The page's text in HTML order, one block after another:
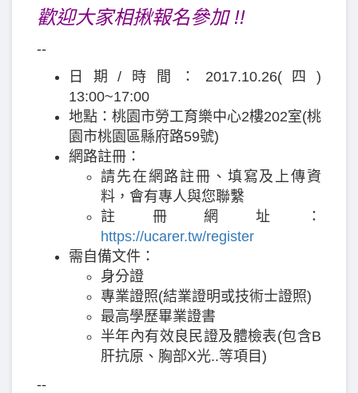
歡迎大家相揪報名參加 !!
--
日期/時間：2017.10.26(四)
13:00~17:00
地點：桃園市勞工育樂中心2樓202室(桃
園市桃園區縣府路59號)
網路註冊：
請先在網路註冊、填寫及上傳資
料，會有專人與您聯繫
註冊網址：
https://ucarer.tw/register
需自備文件：
身分證
專業證照(結業證明或技術士證照)
最高學歷畢業證書
半年內有效良民證及體檢表(包含B
肝抗原、胸部X光..等項目)
--